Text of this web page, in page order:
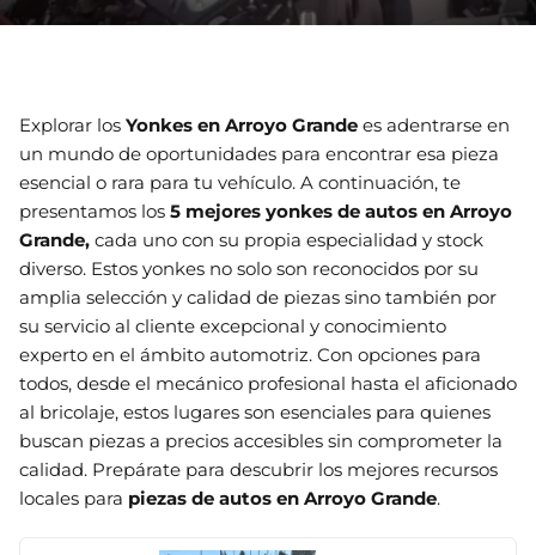
Explorar los Yonkes en Arroyo Grande es adentrarse en
un mundo de oportunidades para encontrar esa pieza
esencial o rara para tu vehículo. A continuación, te
presentamos los 5 mejores yonkes de autos en Arroyo
Grande, cada uno con su propia especialidad y stock
diverso. Estos yonkes no solo son reconocidos por su
amplia selección y calidad de piezas sino también por
su servicio al cliente excepcional y conocimiento
experto en el ámbito automotriz. Con opciones para
todos, desde el mecánico profesional hasta el aficionado
al bricolaje, estos lugares son esenciales para quienes
buscan piezas a precios accesibles sin comprometer la
calidad. Prepárate para descubrir los mejores recursos
locales para piezas de autos en Arroyo Grande.